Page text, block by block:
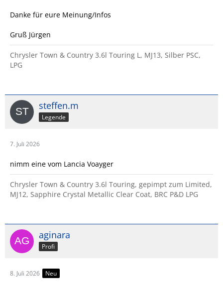
Danke für eure Meinung/Infos
Gruß Jürgen
Chrysler Town & Country 3.6l Touring L, MJ13, Silber PSC,
LPG
steffen.m
Legende
7. Juli 2026
nimm eine vom Lancia Voayger
Chrysler Town & Country 3.6l Touring, gepimpt zum Limited,
MJ12, Sapphire Crystal Metallic Clear Coat, BRC P&D LPG
aginara
Profi
8. Juli 2026 Neu